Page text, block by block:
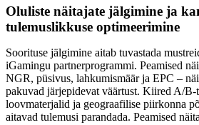
Oluliste näitajate jälgimine ja
tulemuslikkuse optimeerimine
Soorituse jälgimine aitab tuvastada
iGamingu partnerprogrammi. Peamised
NGR, püsivus, lahkumismäär ja EPC –
pakuvad järjepidevat väärtust. Kiired A/B-
loovmaterjalid ja geograafilise piirkonna
aitavad tulemusi parandada. Peamised